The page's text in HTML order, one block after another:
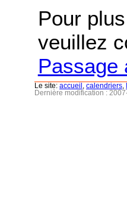
Pour
veuillez
Passage
Le site: accueil calendriers
Dernière modification :